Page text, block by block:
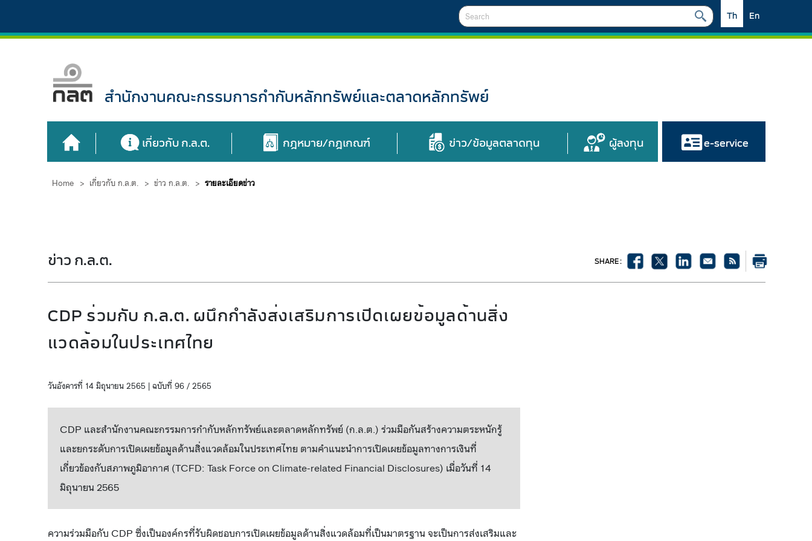
En
Th
สำนักงานคณะกรรมการกำกับหลักทรัพย์และตลาดหลักทรัพย์
เกี่ยวกับ ก.ล.ต. กฎหมาย/กฎเกณฑ์ ข่าว/ข้อมูลตลาดทุน ผู้ลงทุน e-service
Home > เกี่ยวกับ ก.ล.ต. > ข่าว ก.ล.ต. > รายละเอียดข่าว
ข่าว ก.ล.ต. SHARE :
CDP ร่วมกับ ก.ล.ต. ผนึกกำลังส่งเสริมการเปิดเผยข้อมูลด้านสิ่ง
แวดล้อมในประเทศไทย
วันอังคารที่ 14 มิถุนายน 2565 | ฉบับที่ 96 / 2565
CDP และสำนักงานคณะกรรมการกำกับหลักทรัพย์และตลาดหลักทรัพย์ (ก.ล.ต.) ร่วมมือกันสร้างความตระหนักรู้
และยกระดับการเปิดเผยข้อมูลด้านสิ่งแวดล้อมในประเทศไทย ตามคำแนะนำการเปิดเผยข้อมูลทางการเงินที่
เกี่ยวข้องกับสภาพภูมิอากาศ (TCFD: Task Force on Climate-related Financial Disclosures) เมื่อวันที่ 14
มิถุนายน 2565
ความร่วมมือกับ CDP ซึ่งเป็นองค์กรที่รับผิดชอบการเปิดเผยข้อมูลด้านสิ่งแวดล้อมที่เป็นมาตรฐาน จะเป็นการส่งเสริมและ